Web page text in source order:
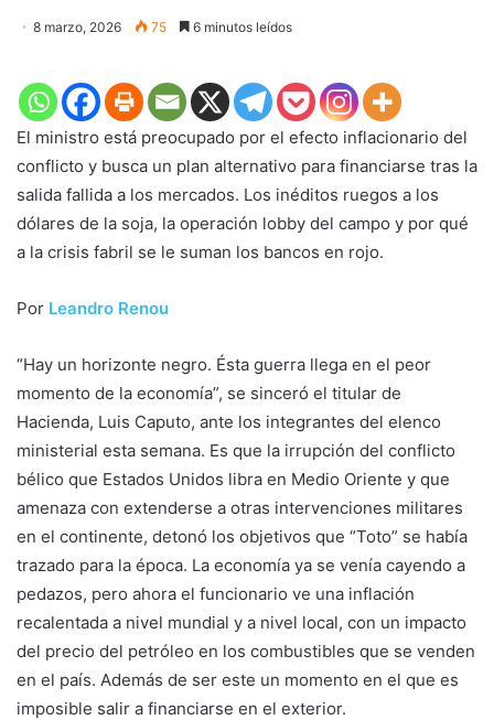
8 marzo, 2026 75 6 minutos leídos
El ministro está preocupado por el efecto inflacionario del
conflicto y busca un plan alternativo para financiarse tras la
salida fallida a los mercados. Los inéditos ruegos a los
dólares de la soja, la operación lobby del campo y por qué
a la crisis fabril se le suman los bancos en rojo.
Por Leandro Renou
“Hay un horizonte negro. Ésta guerra llega en el peor
momento de la economía”, se sinceró el titular de
Hacienda, Luis Caputo, ante los integrantes del elenco
ministerial esta semana. Es que la irrupción del conflicto
bélico que Estados Unidos libra en Medio Oriente y que
amenaza con extenderse a otras intervenciones militares
en el continente, detonó los objetivos que “Toto” se había
trazado para la época. La economía ya se venía cayendo a
pedazos, pero ahora el funcionario ve una inflación
recalentada a nivel mundial y a nivel local, con un impacto
del precio del petróleo en los combustibles que se venden
en el país. Además de ser este un momento en el que es
imposible salir a financiarse en el exterior.